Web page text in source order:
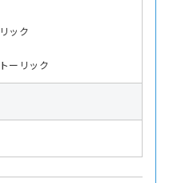
ック
ーリック